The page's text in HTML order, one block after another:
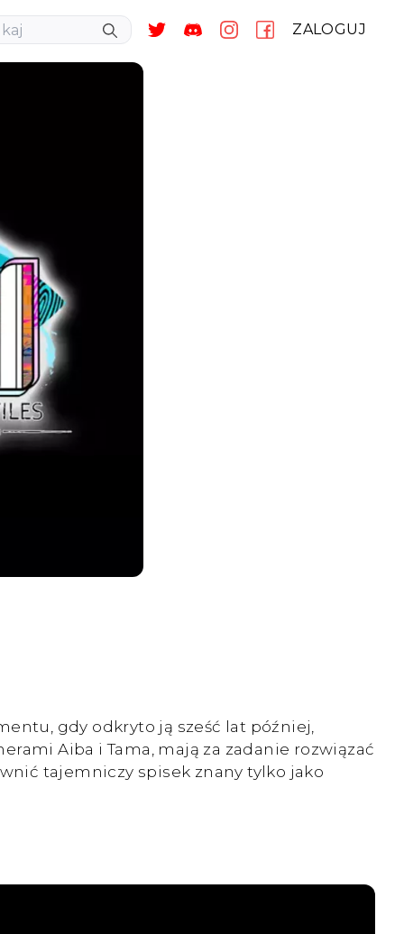
ZALOGUJ
gdy odkryto ją sześć lat później,
Aiba i Tama, mają za zadanie rozwiązać
tajemniczy spisek znany tylko jako